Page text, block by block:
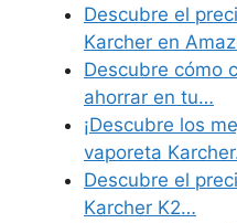
Descubre el
Karcher en
Descubre cómo
ahorrar en tu…
¡Descubre los
vaporeta
Descubre el
Karcher K2…